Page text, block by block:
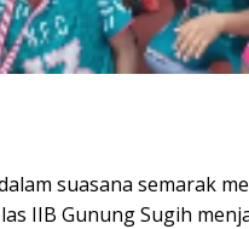
suasana semarak
IIB Gunung Sugih